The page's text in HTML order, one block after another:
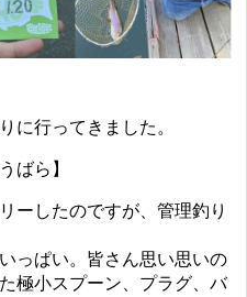
に行ってきました。
ばら】
ーしたのですが、管理釣り
っぱい。皆さん思い思いの
極小スプーン、プラグ、バ